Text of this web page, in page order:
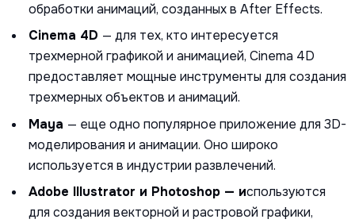
обработки анимаций, созданных в After Effects.
Cinema 4D — для тех, кто интересуется
трехмерной графикой и анимацией, Cinema 4D
предоставляет мощные инструменты для создания
трехмерных объектов и анимаций.
Maya — еще одно популярное приложение для 3D-
моделирования и анимации. Оно широко
используется в индустрии развлечений.
Adobe Illustrator и Photoshop — используются
для создания векторной и растровой графики,